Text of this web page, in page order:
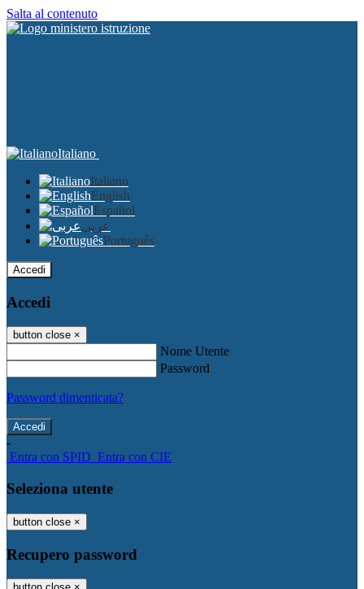
Salta al contenuto
Italiano
Italiano
English
Español
عربى
Português
Accedi
Accedi
button close ×
Nome Utente
Password
Password dimenticata?
-
Entra con SPID Entra con CIE
Seleziona utente
button close ×
Recupero password